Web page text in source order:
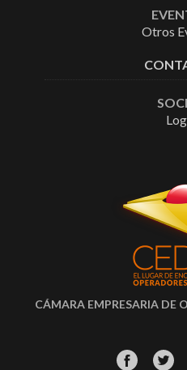
Otros
CÁMARA EMPRESARIA DE